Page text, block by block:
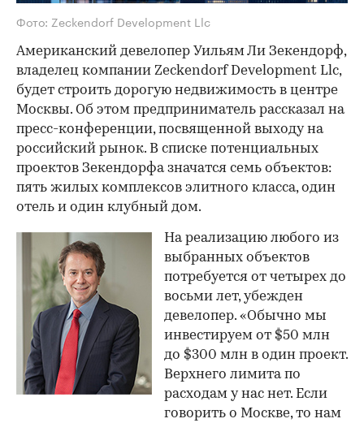
Фото: Zeckendorf Development Llc
Американский девелопер Уильям Ли Зекендорф,
владелец компании Zeckendorf Development Llc,
будет строить дорогую недвижимость в центре
Москвы. Об этом предприниматель рассказал на
пресс-конференции, посвященной выходу на
российский рынок. В списке потенциальных
проектов Зекендорфа значатся семь объектов:
пять жилых комплексов элитного класса, один
отель и один клубный дом.
На реализацию любого из
выбранных объектов
потребуется от четырех до
восьми лет, убежден
девелопер. «Обычно мы
инвестируем от $50 млн
до $300 млн в один проект.
Верхнего лимита по
расходам у нас нет. Если
говорить о Москве, то нам